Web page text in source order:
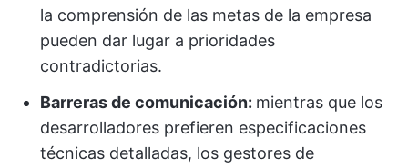
la comprensión de las metas de la empresa
pueden dar lugar a prioridades
contradictorias.
Barreras de comunicación: mientras que los
desarrolladores prefieren especificaciones
técnicas detalladas, los gestores de